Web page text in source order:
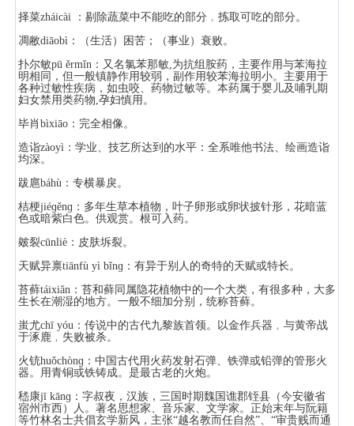
择菜zháicài ：剔除蔬菜中不能吃的部分﹐拣取可吃的部分。
凋敝diāobì：（生活）困苦；（事业）衰败。
扑尔敏pū ěrmǐn：又名氯苯那敏,为抗组胺药，主要作用与苯海拉
明相同，但一般镇静作用较弱，副作用较苯海拉明小。主要用于
各种过敏性疾病，如虫咬、药物过敏等。本药属于婴儿及哺乳期
妇女禁用类药物,孕妇慎用。
毕肖bìxiāo：完全相像。
造诣zàoyì：学业、技艺所达到的水平：全系唯他书法、绘画造诣
均深。
跋扈báhù：专横暴戾。
桔梗jiéɡěnɡ：多年生草本植物，叶子卵形或卵状披针形，花暗蓝
色或暗紫白色。供观赏。根可入药。
皴裂cūnliè：皮肤坼裂。
天赋异禀tiānfù yì bǐnɡ：有异于别人的奇特的天赋或特长。
苔藓táixiǎn：苔和藓同属隐花植物中的一个大类，有很多种，大多
生长在潮湿的地方。一般不细加分别，统称苔藓。
蚩尤chī yóu：传说中的古代九黎族首领。以金作兵器﹐与黄帝战
于涿鹿﹐失败被杀。
火铳huǒchònɡ：中国古代用火药发射石弹、铁弹或铅弹的管形火
器。用青铜或铁铸成。是最古老的火炮。
嵇康jī kānɡ：字叔夜，汉族，三国时期魏国谯郡铚县（今安徽省
宿州市西）人。著名思想家、音乐家、文学家。正始末年与阮籍
等竹林名士共倡玄学新风，主张“越名教而任自然”、“审贵贱而通